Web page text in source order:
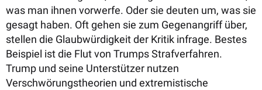
was man ihnen vorwerfe. Oder sie deuten um, was sie
gesagt haben. Oft gehen sie zum Gegenangriff über,
stellen die Glaubwürdigkeit der Kritik infrage. Bestes
Beispiel ist die Flut von Trumps Strafverfahren.
Trump und seine Unterstützer nutzen
Verschwörungstheorien und extremistische